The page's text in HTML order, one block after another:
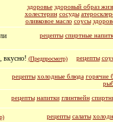
здоровье здоровый образ
холестерин сосуды
оливковое масло соусы
рецепты спиртные
рецепты
вкусно! (Предпросмотр)
рецепты холодные блюда горячие
рецепты напитки глинтвейн
рецепты салаты